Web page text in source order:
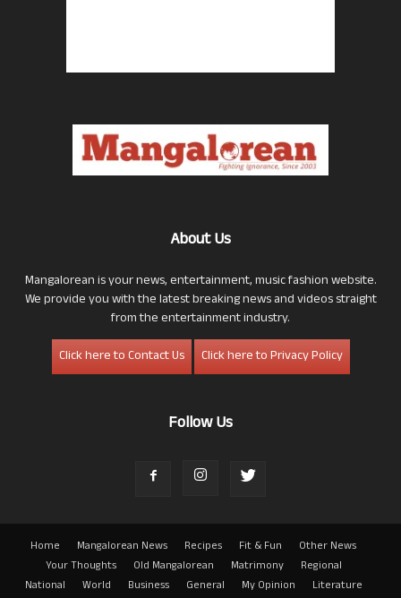
About Us
Mangalorean is your news, entertainment, music fashion website.
We provide you with the latest breaking news and videos straight
from the entertainment industry.
Click here to Contact Us
Click here to Privacy Policy
Follow Us
Home Mangalorean News Recipes Fit & Fun
Other News
Your Thoughts
Old Mangalorean Matrimony
Regional
National
World Business General My Opinion
Literature